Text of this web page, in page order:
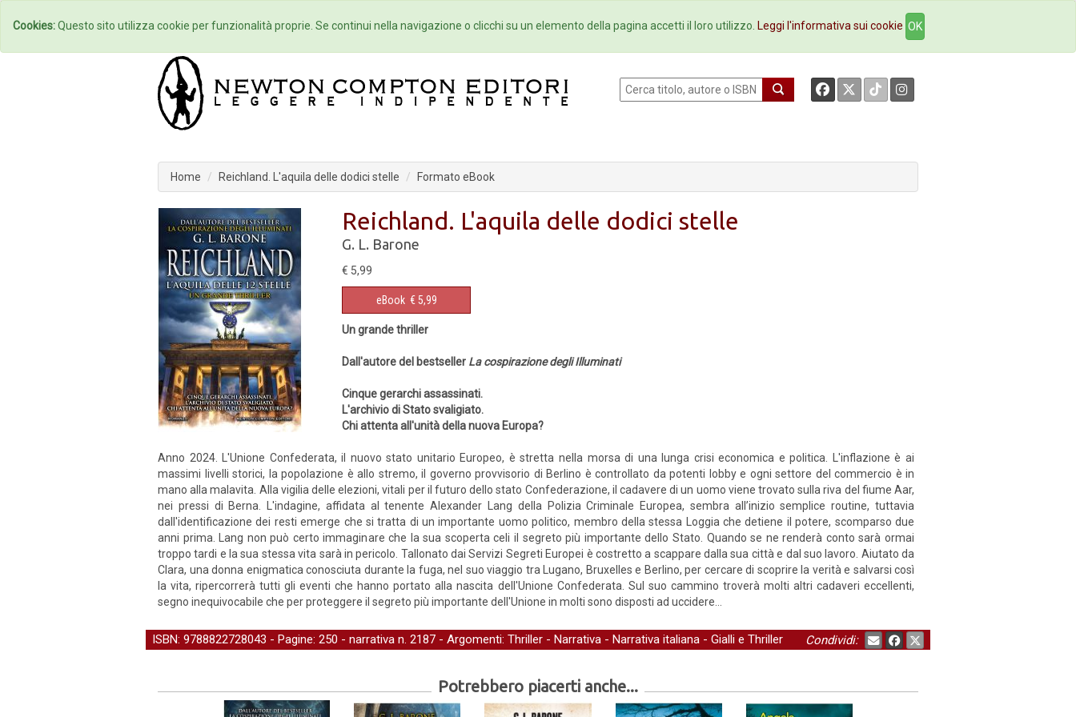
Home Autori Eventi Collane Newsletter Ebookstore Contatti
Home Reichland. L'aquila delle dodici stelle Formato eBook
Reichland. L'aquila delle dodici stelle
G. L. Barone
€ 5,99
eBook € 5,99
Un grande thriller
Dall'autore del bestseller La cospirazione degli Illuminati
Cinque gerarchi assassinati.
L'archivio di Stato svaligiato.
Chi attenta all'unità della nuova Europa?
Anno 2024. L'Unione Confederata, il nuovo stato unitario Europeo, è stretta nella morsa di una lunga crisi economica e politica. L'inflazione è ai
massimi livelli storici, la popolazione è allo stremo, il governo provvisorio di Berlino è controllato da potenti lobby e ogni settore del commercio è in
mano alla malavita. Alla vigilia delle elezioni, vitali per il futuro dello stato Confederazione, il cadavere di un uomo viene trovato sulla riva del fiume Aar,
nei pressi di Berna. L'indagine, affidata al tenente Alexander Lang della Polizia Criminale Europea, sembra all’inizio semplice routine, tuttavia
dall'identificazione dei resti emerge che si tratta di un importante uomo politico, membro della stessa Loggia che detiene il potere, scomparso due
anni prima. Lang non può certo immaginare che la sua scoperta celi il segreto più importante dello Stato. Quando se ne renderà conto sarà ormai
troppo tardi e la sua stessa vita sarà in pericolo. Tallonato dai Servizi Segreti Europei è costretto a scappare dalla sua città e dal suo lavoro. Aiutato da
Clara, una donna enigmatica conosciuta durante la fuga, nel suo viaggio tra Lugano, Bruxelles e Berlino, per cercare di scoprire la verità e salvarsi così
la vita, ripercorrerà tutti gli eventi che hanno portato alla nascita dell'Unione Confederata. Sul suo cammino troverà molti altri cadaveri eccellenti,
segno inequivocabile che per proteggere il segreto più importante dell'Unione in molti sono disposti ad uccidere…
ISBN: 9788822728043 - Pagine: 250 - narrativa n. 2187 - Argomenti: Thriller - Narrativa - Narrativa italiana - Gialli e Thriller Condividi:
Potrebbero piacerti anche...
Cookies:Questo sito utilizza cookie per funzionalità proprie. Se continui nella navigazione o clicchi su un elemento della pagina accetti il loro utilizzo. Leggi l'informativa sui cookie OK